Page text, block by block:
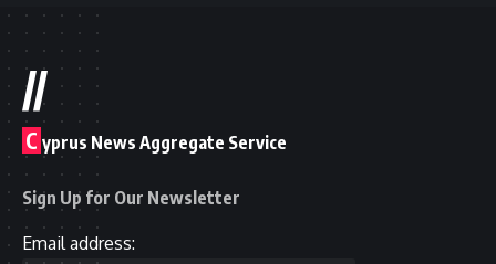
//
C yprus News Aggregate Service
Sign Up for Our Newsletter
Email address: